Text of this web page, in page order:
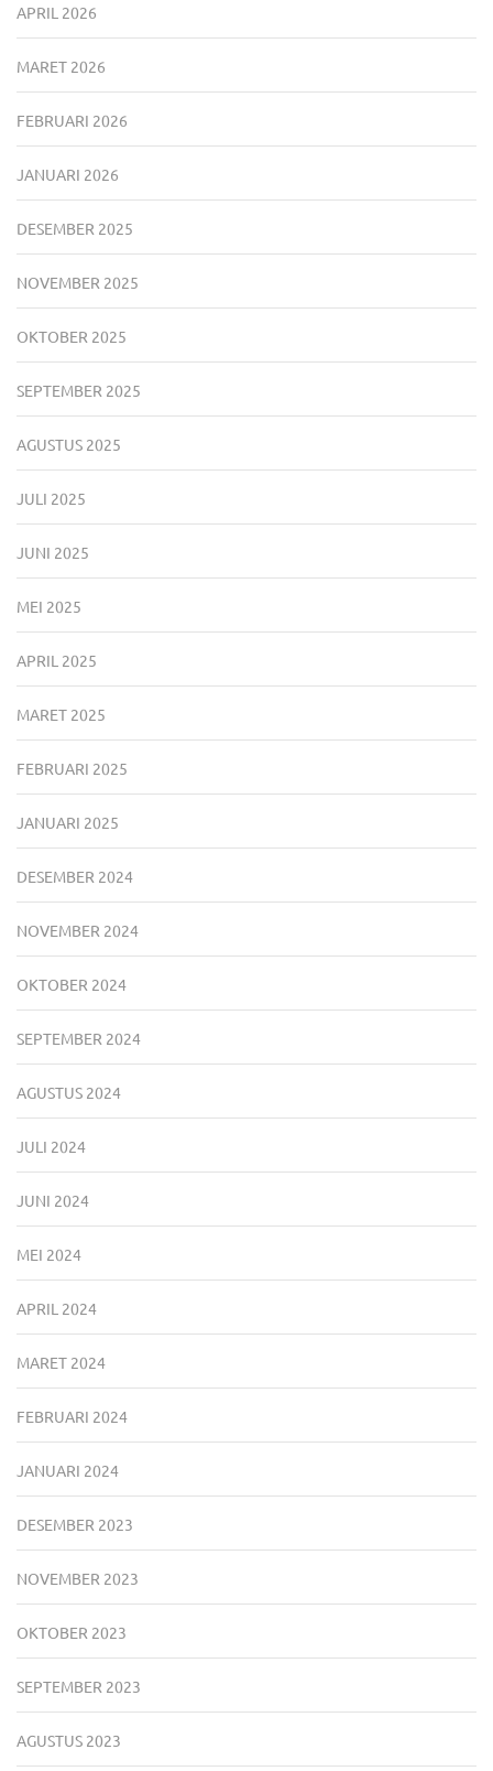
APRIL 2026
MARET 2026
FEBRUARI 2026
JANUARI 2026
DESEMBER 2025
NOVEMBER 2025
OKTOBER 2025
SEPTEMBER 2025
AGUSTUS 2025
JULI 2025
JUNI 2025
MEI 2025
APRIL 2025
MARET 2025
FEBRUARI 2025
JANUARI 2025
DESEMBER 2024
NOVEMBER 2024
OKTOBER 2024
SEPTEMBER 2024
AGUSTUS 2024
JULI 2024
JUNI 2024
MEI 2024
APRIL 2024
MARET 2024
FEBRUARI 2024
JANUARI 2024
DESEMBER 2023
NOVEMBER 2023
OKTOBER 2023
SEPTEMBER 2023
AGUSTUS 2023